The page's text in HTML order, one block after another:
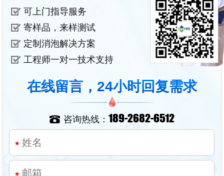
在线留言，24小时回复需求
可上门指导服务
寄样品，来样测试
定制消泡解决方案
工程师一对一技术支持
咨询热线： 189-2682-6512